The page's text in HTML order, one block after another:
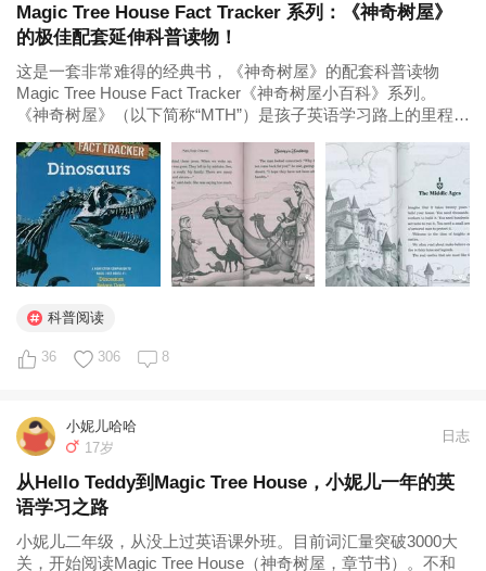
Magic Tree House Fact Tracker 系列：《神奇树屋》
的极佳配套延伸科普读物！
这是一套非常难得的经典书，《神奇树屋》的配套科普读物
Magic Tree House Fact Tracker《神奇树屋小百科》系列。
《神奇树屋》（以下简称“MTH”）是孩子英语学习路上的里程
此受欢迎，是因为MTH被广泛认为完美地...
科普阅读
36 306 8
小妮儿哈哈
17岁
日志
从Hello Teddy到Magic Tree House，小妮儿一年的英
语学习之路
小妮儿二年级，从没上过英语课外班。目前词汇量突破3000大
关，开始阅读Magic Tree House（神奇树屋，章节书）。不和